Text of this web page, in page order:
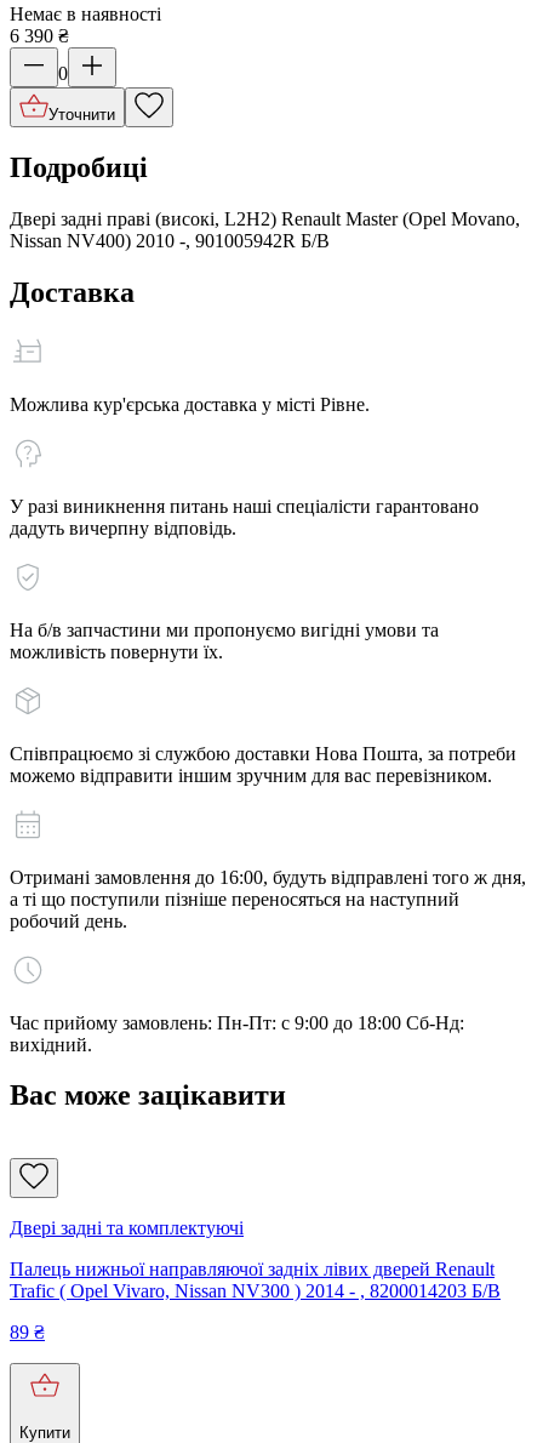
Немає в наявності
6 390 ₴
0
Уточнити
Подробиці
Двері задні праві (високі, L2H2) Renault Master (Opel Movano,
Nissan NV400) 2010 -, 901005942R Б/В
Доставка
Можлива кур'єрська доставка у місті Рівне.
У разі виникнення питань наші спеціалісти гарантовано
дадуть вичерпну відповідь.
На б/в запчастини ми пропонуємо вигідні умови та
можливість повернути їх.
Співпрацюємо зі службою доставки Нова Пошта, за потреби
можемо відправити іншим зручним для вас перевізником.
Отримані замовлення до 16:00, будуть відправлені того ж дня,
а ті що поступили пізніше переносяться на наступний
робочий день.
Час прийому замовлень: Пн-Пт: с 9:00 до 18:00 Сб-Нд:
вихідний.
Вас може зацікавити
Двері задні та комплектуючі
Палець нижньої направляючої задніх лівих дверей Renault
Trafic ( Opel Vivaro, Nissan NV300 ) 2014 - , 8200014203 Б/В
89 ₴
Купити